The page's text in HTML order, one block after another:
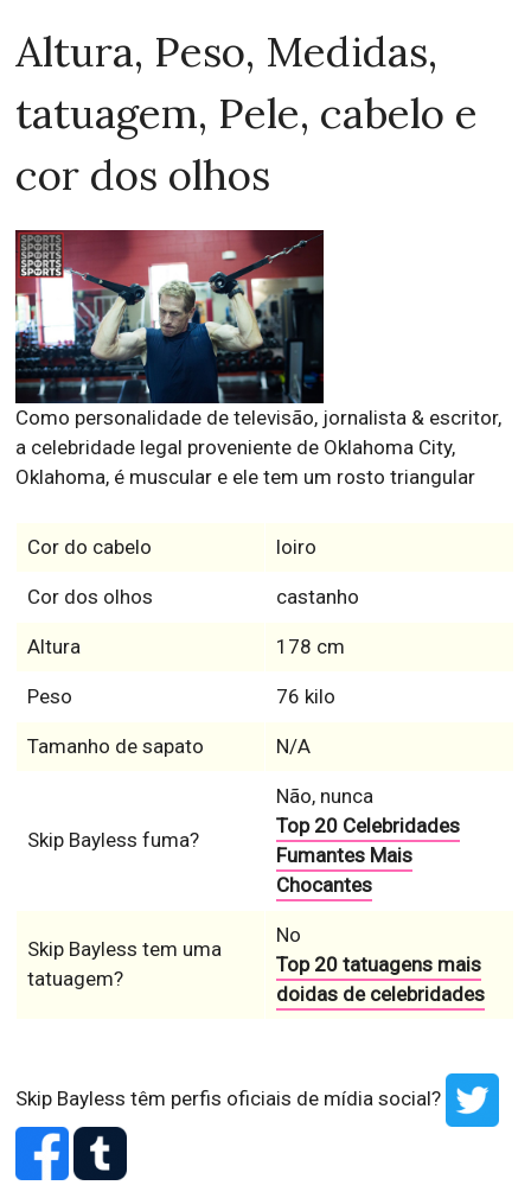
Altura, Peso, Medidas,
tatuagem, Pele, cabelo e
cor dos olhos
Como personalidade de televisão, jornalista & escritor,
a celebridade legal proveniente de Oklahoma City,
Oklahoma, é muscular e ele tem um rosto triangular
Cor do cabelo loiro
Cor dos olhos castanho
Altura 178 cm
Peso 76 kilo
Tamanho de sapato N/A
Skip Bayless fuma?
Não, nunca
Top 20 Celebridades
Fumantes Mais
Chocantes
Skip Bayless tem uma
tatuagem?
No
Top 20 tatuagens mais
doidas de celebridades
Skip Bayless têm perfis oficiais de mídia social?